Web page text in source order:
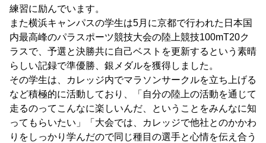
練習に励んでいます。
また横浜キャンパスの学生は5月に京都で行われた日本国
内最高峰のパラスポーツ競技大会の陸上競技100mT20ク
ラスで、予選と決勝共に自己ベストを更新するという素晴
らしい記録で準優勝、銀メダルを獲得しました。
その学生は、カレッジ内でマラソンサークルを立ち上げる
など積極的に活動しており、「自分の陸上の活動を通じて
走るのってこんなに楽しいんだ、ということをみんなに知
ってもらいたい」「大会では、カレッジで他社とのかかわ
りをしっかり学んだので同じ種目の選手と心情を伝え合う